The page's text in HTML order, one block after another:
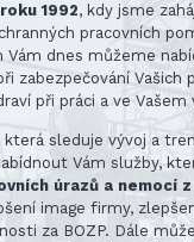
1992, kdy jsme
pracovních
Vám dnes můžeme
zabezpečování Vašich
při práci a ve Vašem
sleduje vývoj a
Vám služby,
úrazů a nemocí
image firmy,
za BOZP. Dále